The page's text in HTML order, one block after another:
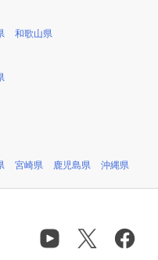
和歌山県
宮崎県 鹿児島県 沖縄県